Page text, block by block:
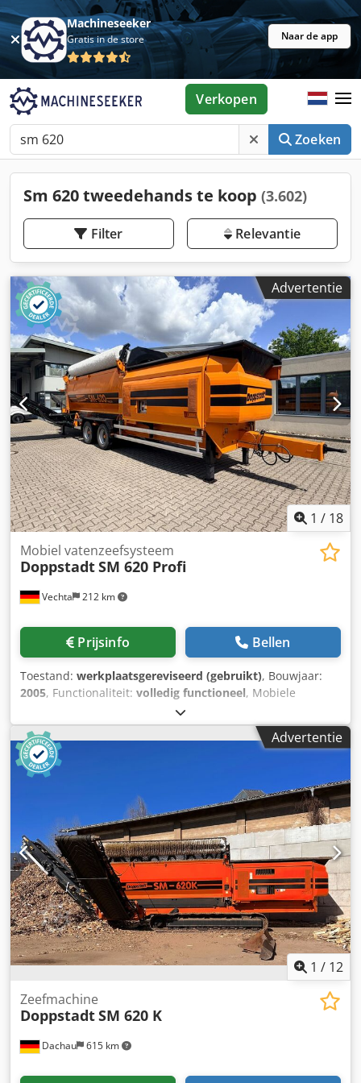
Machineseeker
Gratis in de store Naar de app
Zoeken
Verkopen
Sm 620 tweedehands te koop (3.602)
Filter Relevantie
Advertentie
1 / 18
Vechta 212 km
Mobiel vatenzeefsysteem
DoppstadtSM 620 Profi
Prijsinfo Bellen
Toestand: werkplaatsgereviseerd (gebruikt), Bouwjaar:
2005, Functionaliteit: volledig functioneel, Mobiele
trommelsysteem DOPPSTADT SM 620 Profi. Codpjznk E
Defx Abusha Lengte van de trommel: 5,50 m Diameter van
de trommel: 2,00 m Grootte van de trommelopeningen: in
overleg te bepalen.
Advertentie
1 / 12
Dachau 615 km
Zeefmachine
DoppstadtSM 620 K